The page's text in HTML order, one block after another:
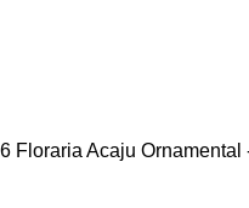
Floraria Acaju